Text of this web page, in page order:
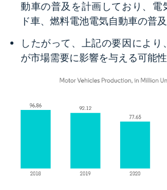
動車の普及を計画しており、電
ド車、燃料電池電気自動車の普
したがって、上記の要因によ
が市場需要に影響を与える可能性